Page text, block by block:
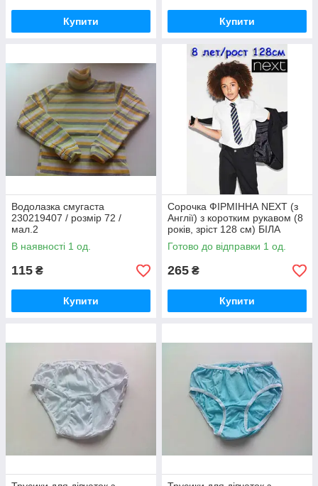
Купити Купити
Водолазка смугаста
230219407 / розмір 72 /
мал.2
В наявності 1 од.
115 ₴
Купити
Сорочка ФІРМІННА NEXT (з
Англії) з коротким рукавом (8
років, зріст 128 см) БІЛА
Готово до відправки 1 од.
265 ₴
Купити